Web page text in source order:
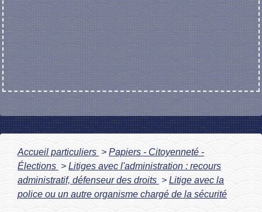
Accueil particuliers > Papiers - Citoyenneté -
Élections > Litiges avec l'administration : recours
administratif, défenseur des droits > Litige avec la
police ou un autre organisme chargé de la sécurité